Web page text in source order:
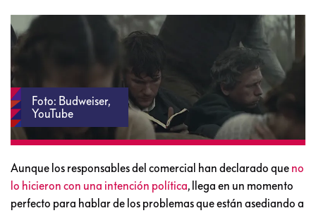
Foto: Budweiser,
YouTube
Aunque los responsables del comercial han declarado que no
lo hicieron con una intención política, llega en un momento
perfecto para hablar de los problemas que están asediando a